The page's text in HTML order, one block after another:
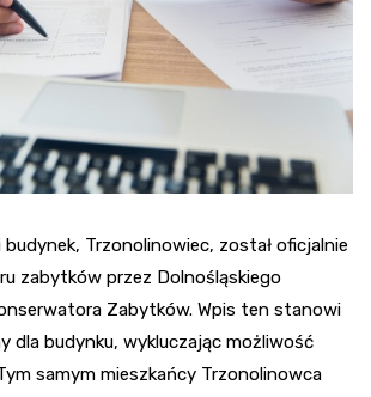
budynek, Trzonolinowiec, został oficjalnie
zabytków przez Dolnośląskiego
Zabytków. Wpis ten stanowi
dla budynku, wykluczając możliwość
samym mieszkańcy Trzonolinowca